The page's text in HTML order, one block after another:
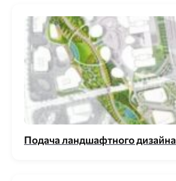
Подача ландшафтного дизайна